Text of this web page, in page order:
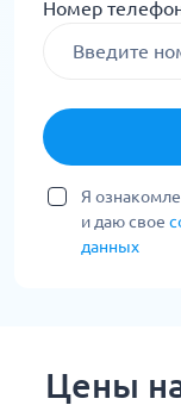
Номер
Я
и даю свое
данных
Цены